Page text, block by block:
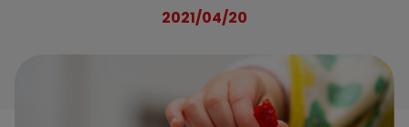
2021/04/20